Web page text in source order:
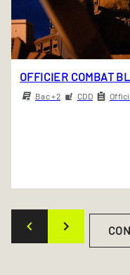
OFFICIER COMBAT
Bac +2 CDD